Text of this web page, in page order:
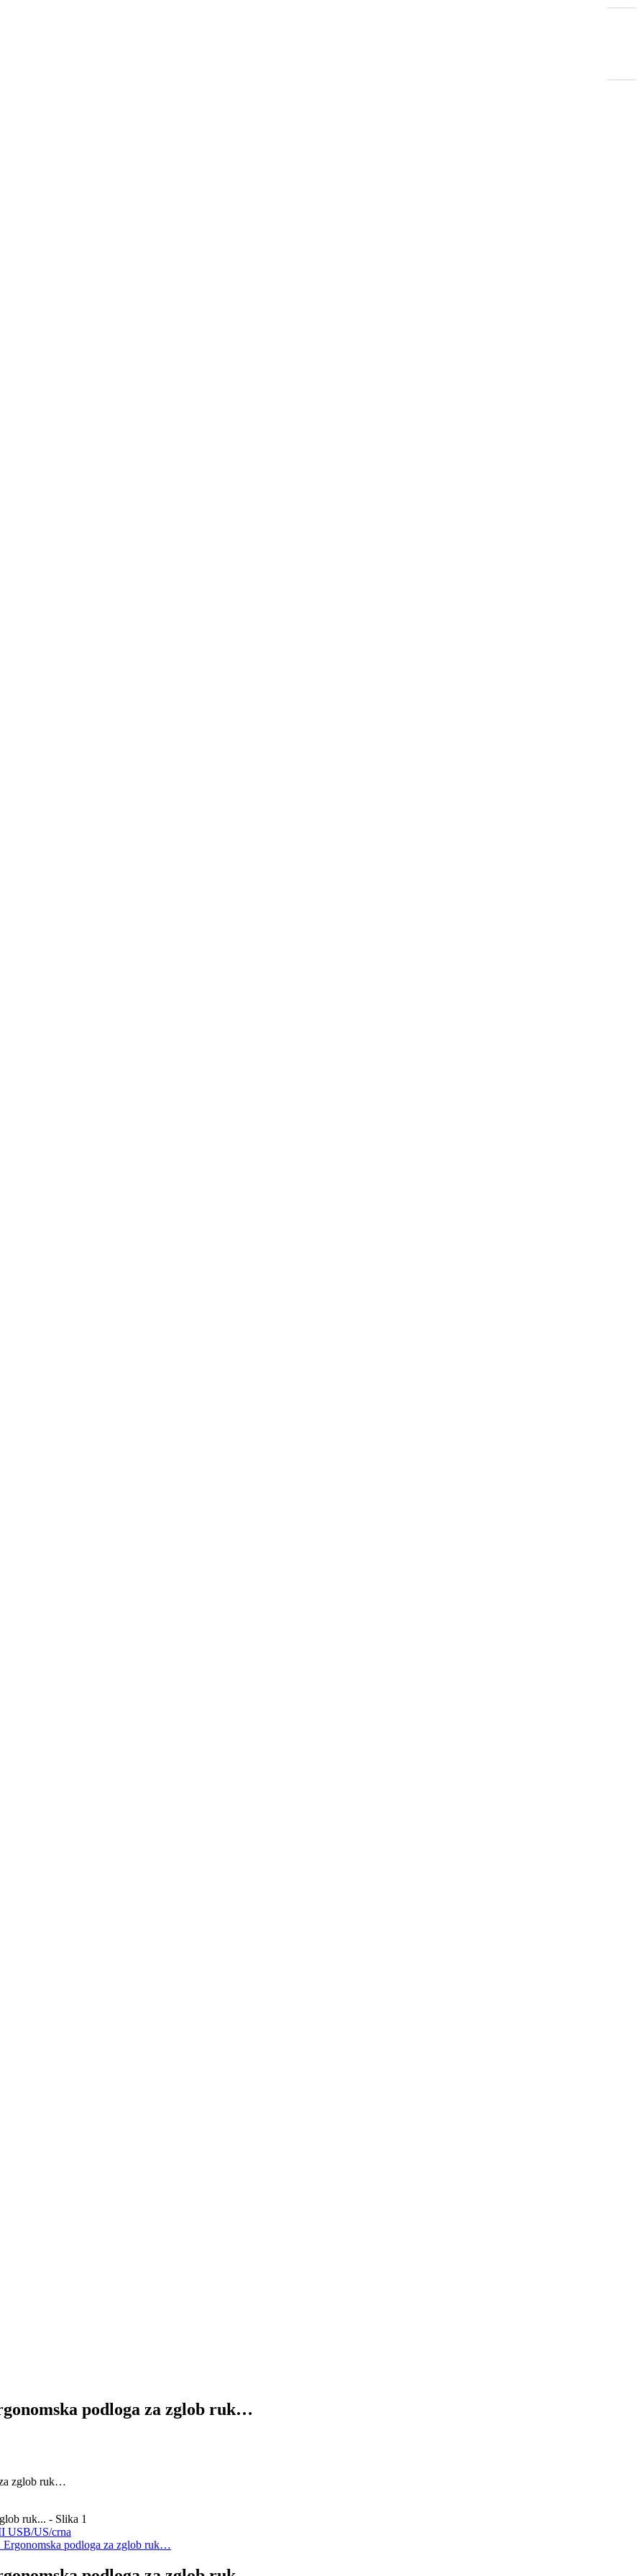
podloga za zglob ruk…
zglob ruk…
USB/US/crna
podloga za zglob ruk…